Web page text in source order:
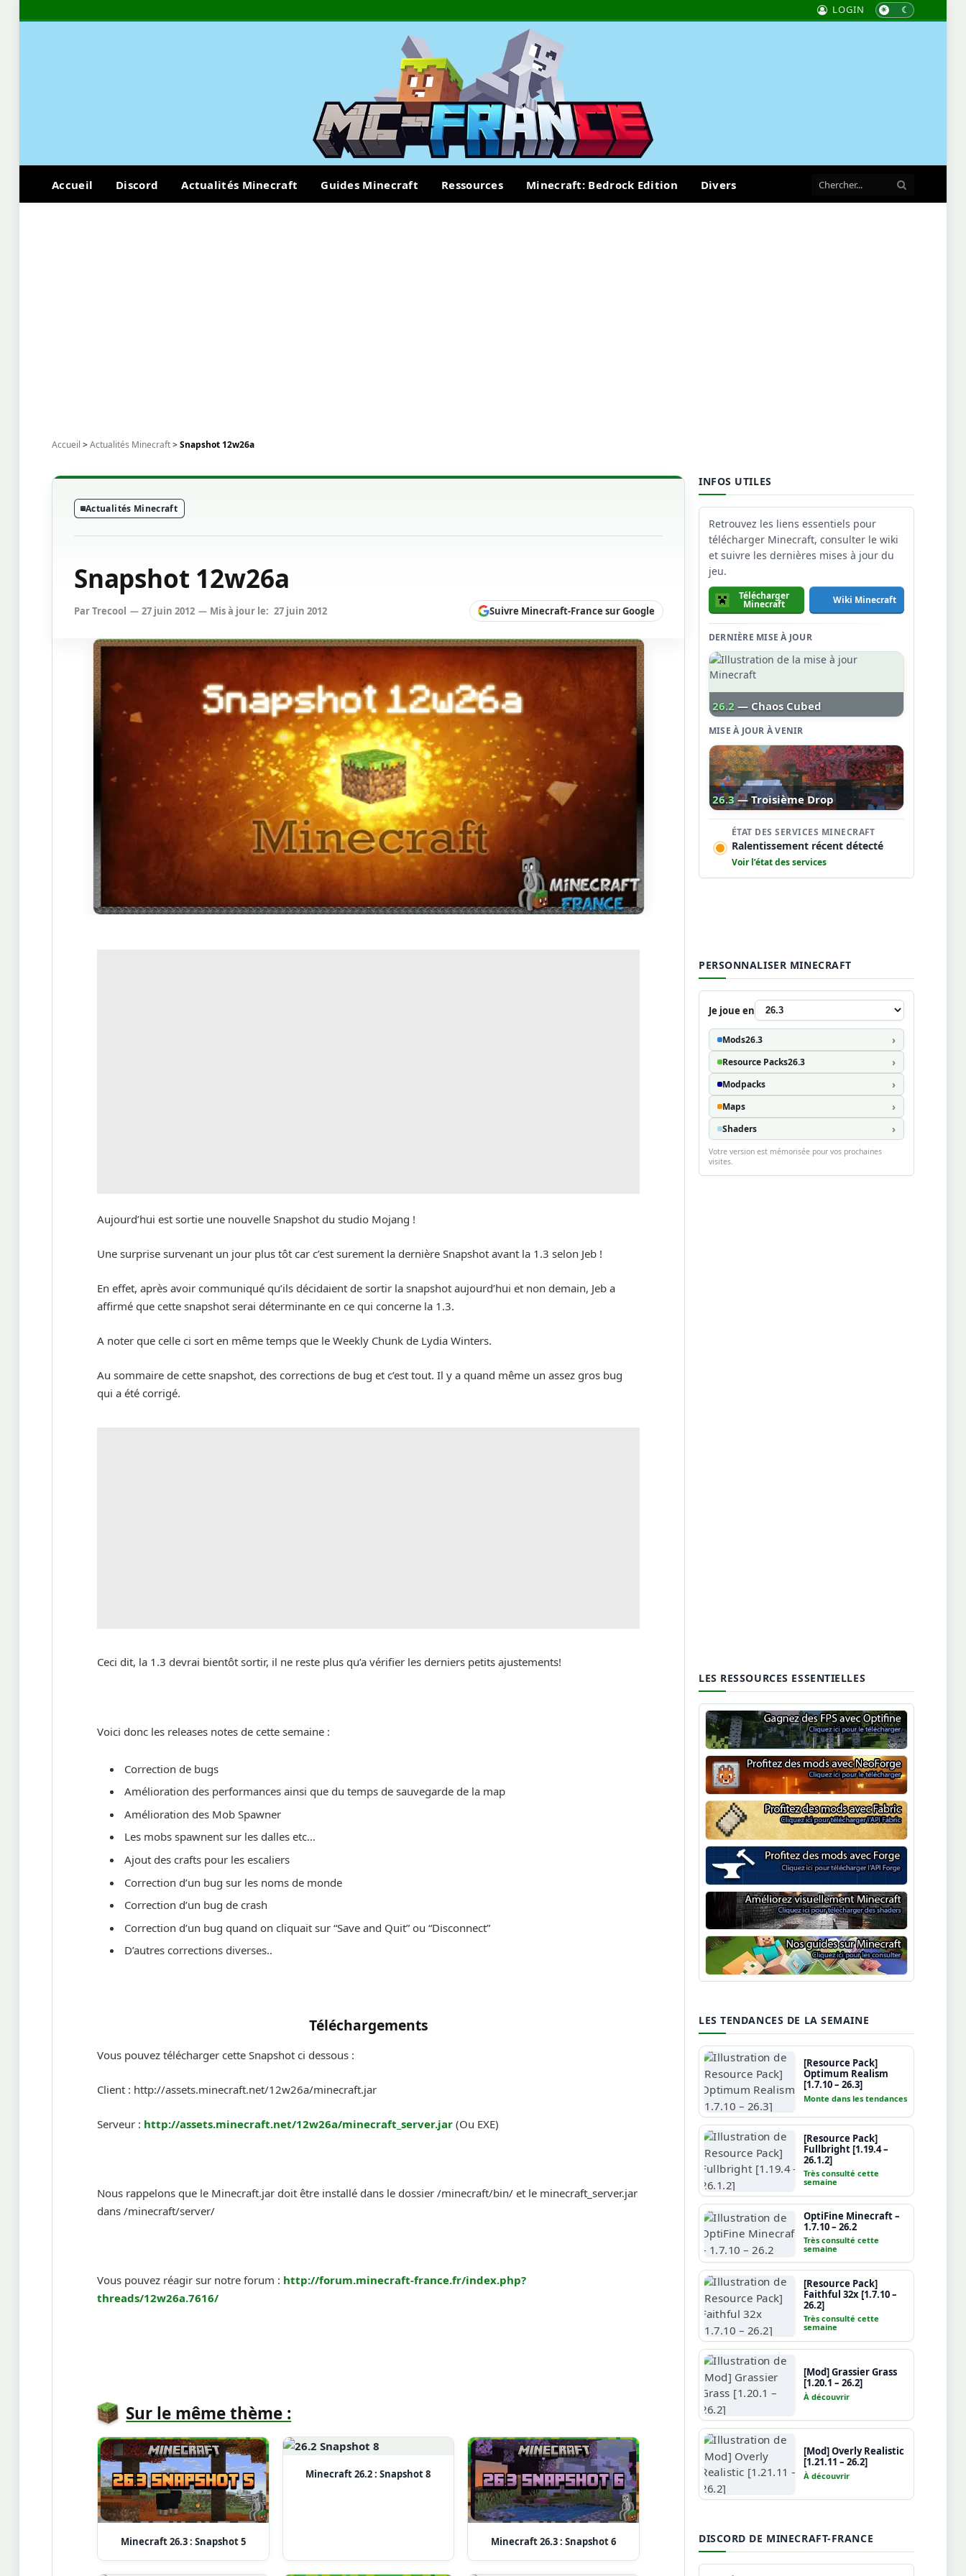
LOGIN
Accueil Discord Actualités Minecraft Guides Minecraft Ressources Minecraft: Bedrock Edition Divers
Accueil >Actualités Minecraft>Snapshot 12w26a
Actualités Minecraft
Snapshot 12w26a
ParTrecool 27 juin 2012 Mis à jour le: 27 juin 2012 Suivre Minecraft-France sur Google
Aujourd’hui est sortie une nouvelle Snapshot du studio Mojang !
Une surprise survenant un jour plus tôt car c’est surement la dernière Snapshot avant la 1.3 selon Jeb !
En effet, après avoir communiqué qu’ils décidaient de sortir la snapshot aujourd’hui et non demain, Jeb a
affirmé que cette snapshot serai déterminante en ce qui concerne la 1.3.
A noter que celle ci sort en même temps que le Weekly Chunk de Lydia Winters.
Au sommaire de cette snapshot, des corrections de bug et c’est tout. Il y a quand même un assez gros bug
qui a été corrigé.
Ceci dit, la 1.3 devrai bientôt sortir, il ne reste plus qu’a vérifier les derniers petits ajustements!
Voici donc les releases notes de cette semaine :
Correction de bugs
Amélioration des performances ainsi que du temps de sauvegarde de la map
Amélioration des Mob Spawner
Les mobs spawnent sur les dalles etc…
Ajout des crafts pour les escaliers
Correction d’un bug sur les noms de monde
Correction d’un bug de crash
Correction d’un bug quand on cliquait sur “Save and Quit” ou “Disconnect”
D’autres corrections diverses..
Téléchargements
Vous pouvez télécharger cette Snapshot ci dessous :
Client : http://assets.minecraft.net/12w26a/minecraft.jar
Serveur : http://assets.minecraft.net/12w26a/minecraft_server.jar(Ou EXE)
Nous rappelons que le Minecraft.jar doit être installé dans le dossier /minecraft/bin/ et le minecraft_server.jar
dans /minecraft/server/
Vous pouvez réagir sur notre forum : http://forum.minecraft-france.fr/index.php?
threads/12w26a.7616/
Sur le même thème :
Minecraft 26.3 : Snapshot 5
Minecraft 26.2 : Snapshot 8
Minecraft 26.3 : Snapshot 6
INFOS UTILES
Retrouvez les liens essentiels pour
télécharger Minecraft, consulter le wiki
et suivre les dernières mises à jour du
jeu.
Télécharger
Minecraft Wiki Minecraft
DERNIÈRE MISE À JOUR
26.2 — Chaos Cubed
MISE À JOUR À VENIR
26.3 — Troisième Drop
ÉTAT DES SERVICES MINECRAFT
Ralentissement récent détecté
Voir l’état des services
PERSONNALISER MINECRAFT
Je joue en
Mods26.3
Resource Packs26.3
Modpacks
Maps
Shaders
Votre version est mémorisée pour vos prochaines
visites.
LES RESSOURCES ESSENTIELLES
Optifine
NeoForge
Minecraft Fabric
Minecraft Forge
Shaders Minecraft
Guide Minecraft
LES TENDANCES DE LA SEMAINE
[Resource Pack]
Optimum Realism
[1.7.10 – 26.3]
Monte dans les tendances
[Resource Pack]
Fullbright [1.19.4 –
26.1.2]
Très consulté cette
semaine
OptiFine Minecraft –
1.7.10 – 26.2
Très consulté cette
semaine
[Resource Pack]
Faithful 32x [1.7.10 –
26.2]
Très consulté cette
semaine
[Mod] Grassier Grass
[1.20.1 – 26.2]
À découvrir
[Mod] Overly Realistic
[1.21.11 – 26.2]
À découvrir
DISCORD DE MINECRAFT-FRANCE